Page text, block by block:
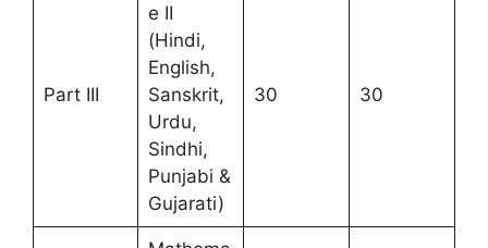
Part III
e II
(Hindi,
English,
Sanskrit,
Urdu,
Sindhi,
Punjabi &
Gujarati)
30 30